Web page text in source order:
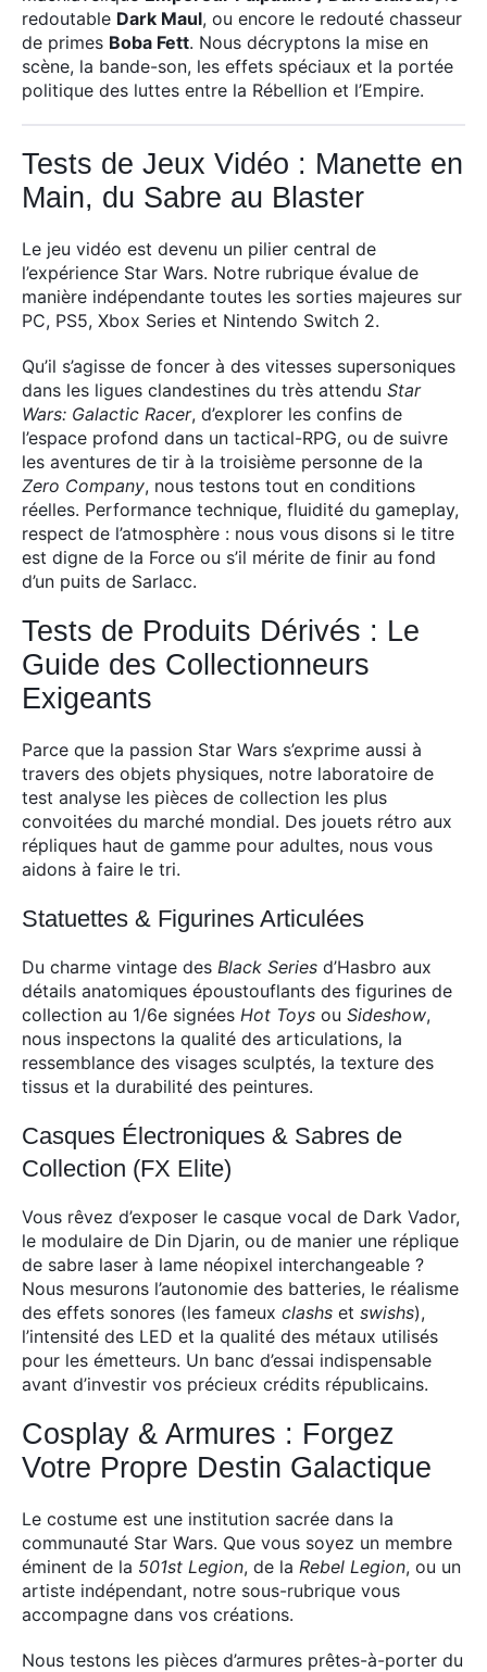
redoutable Dark Maul, ou encore le redouté chasseur
de primes Boba Fett. Nous décryptons la mise en
scène, la bande-son, les effets spéciaux et la portée
politique des luttes entre la Rébellion et l’Empire.
Tests de Jeux Vidéo : Manette en
Main, du Sabre au Blaster
Le jeu vidéo est devenu un pilier central de
l’expérience Star Wars. Notre rubrique évalue de
manière indépendante toutes les sorties majeures sur
PC, PS5, Xbox Series et Nintendo Switch 2.
Qu’il s’agisse de foncer à des vitesses supersoniques
dans les ligues clandestines du très attendu Star
Wars: Galactic Racer, d’explorer les confins de
l’espace profond dans un tactical-RPG, ou de suivre
les aventures de tir à la troisième personne de la
Zero Company, nous testons tout en conditions
réelles. Performance technique, fluidité du gameplay,
respect de l’atmosphère : nous vous disons si le titre
est digne de la Force ou s’il mérite de finir au fond
d’un puits de Sarlacc.
Tests de Produits Dérivés : Le
Guide des Collectionneurs
Exigeants
Parce que la passion Star Wars s’exprime aussi à
travers des objets physiques, notre laboratoire de
test analyse les pièces de collection les plus
convoitées du marché mondial. Des jouets rétro aux
répliques haut de gamme pour adultes, nous vous
aidons à faire le tri.
Statuettes & Figurines Articulées
Du charme vintage des Black Series d’Hasbro aux
détails anatomiques époustouflants des figurines de
collection au 1/6e signées Hot Toys ou Sideshow,
nous inspectons la qualité des articulations, la
ressemblance des visages sculptés, la texture des
tissus et la durabilité des peintures.
Casques Électroniques & Sabres de
Collection (FX Elite)
Vous rêvez d’exposer le casque vocal de Dark Vador,
le modulaire de Din Djarin, ou de manier une réplique
de sabre laser à lame néopixel interchangeable ?
Nous mesurons l’autonomie des batteries, le réalisme
des effets sonores (les fameux clashs et swishs),
l’intensité des LED et la qualité des métaux utilisés
pour les émetteurs. Un banc d’essai indispensable
avant d’investir vos précieux crédits républicains.
Cosplay & Armures : Forgez
Votre Propre Destin Galactique
Le costume est une institution sacrée dans la
communauté Star Wars. Que vous soyez un membre
éminent de la 501st Legion, de la Rebel Legion, ou un
artiste indépendant, notre sous-rubrique vous
accompagne dans vos créations.
Nous testons les pièces d’armures prêtes-à-porter du
Rechercher
: